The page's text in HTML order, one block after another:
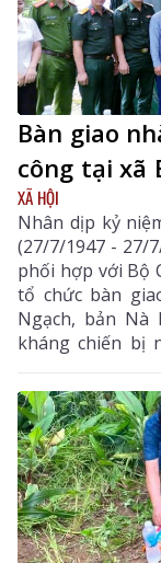
Bàn giao
công tại xã
XÃ HỘI
Nhân dịp kỷ
(27/7/1947 - 27/
phối hợp với Bộ
tổ chức bàn
Ngạch, bản
kháng chiến bị
trình có Đại tá
CHQS tỉnh; đại
đạo cấp ủy
quan.